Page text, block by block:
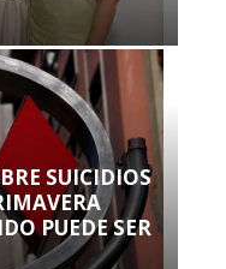
SUICIDIOS
PUEDE SER